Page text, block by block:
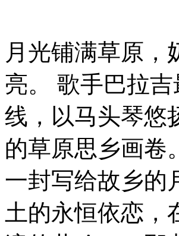
月光铺满草原，
亮。 歌手巴拉
线，以马头琴悠
的草原思乡画卷
一封写给故乡的
土的永恒依恋，